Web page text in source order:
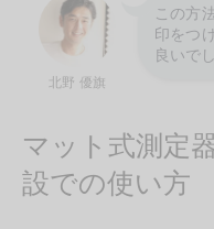
北野 優旗
この方
印をつ
良いで
マット式測定
設での使い方